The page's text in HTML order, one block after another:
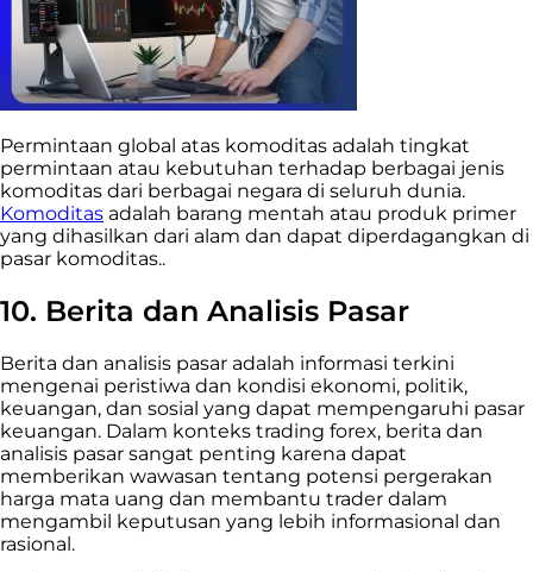
Permintaan global atas komoditas adalah tingkat
permintaan atau kebutuhan terhadap berbagai jenis
komoditas dari berbagai negara di seluruh dunia.
Komoditas adalah barang mentah atau produk primer
yang dihasilkan dari alam dan dapat diperdagangkan di
pasar komoditas..
10. Berita dan Analisis Pasar
Berita dan analisis pasar adalah informasi terkini
mengenai peristiwa dan kondisi ekonomi, politik,
keuangan, dan sosial yang dapat mempengaruhi pasar
keuangan. Dalam konteks trading forex, berita dan
analisis pasar sangat penting karena dapat
memberikan wawasan tentang potensi pergerakan
harga mata uang dan membantu trader dalam
mengambil keputusan yang lebih informasional dan
rasional.